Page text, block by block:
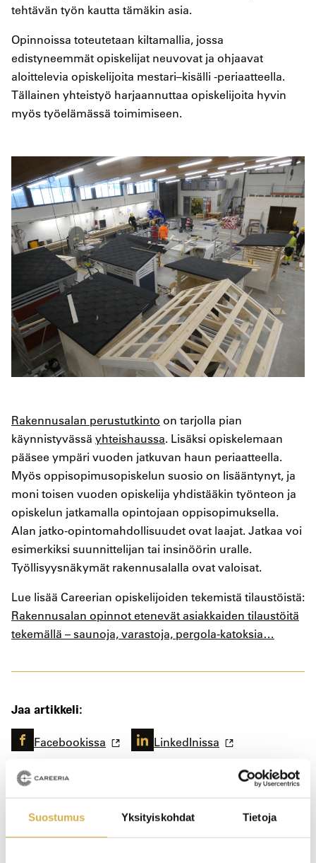
Suostumus Yksityiskohdat Tietoja
Aiheet:
tehtävän työn kautta tämäkin asia.
Opinnoissa toteutetaan kiltamallia, jossa
edistyneemmät opiskelijat neuvovat ja ohjaavat
aloittelevia opiskelijoita mestari–kisälli -periaatteella.
Tällainen yhteistyö harjaannuttaa opiskelijoita hyvin
myös työelämässä toimimiseen.
Rakennusalan perustutkinto on tarjolla pian
käynnistyvässä yhteishaussa. Lisäksi opiskelemaan
pääsee ympäri vuoden jatkuvan haun periaatteella.
Myös oppisopimusopiskelun suosio on lisääntynyt, ja
moni toisen vuoden opiskelija yhdistääkin työnteon ja
opiskelun jatkamalla opintojaan oppisopimuksella.
Alan jatko-opintomahdollisuudet ovat laajat. Jatkaa voi
esimerkiksi suunnittelijan tai insinöörin uralle.
Työllisyysnäkymät rakennusalalla ovat valoisat.
Lue lisää Careerian opiskelijoiden tekemistä tilaustöistä:
Rakennusalan opinnot etenevät asiakkaiden tilaustöitä
tekemällä – saunoja, varastoja, pergola-katoksia…
Jaa artikkeli:
Facebookissa LinkedInissa